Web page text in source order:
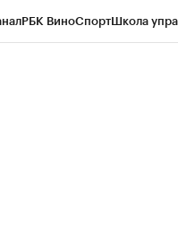
РБК ВиноСпортШкола